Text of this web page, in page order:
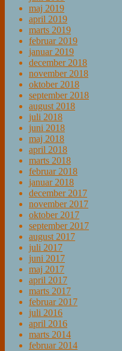
maj 2019
april 2019
marts 2019
februar 2019
januar 2019
december 2018
november 2018
oktober 2018
september 2018
august 2018
juli 2018
juni 2018
maj 2018
april 2018
marts 2018
februar 2018
januar 2018
december 2017
november 2017
oktober 2017
september 2017
august 2017
juli 2017
juni 2017
maj 2017
april 2017
marts 2017
februar 2017
juli 2016
april 2016
marts 2014
februar 2014